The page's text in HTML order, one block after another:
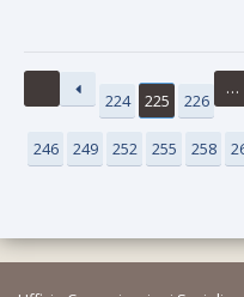
224 225 226
…
246 249 252 255 258